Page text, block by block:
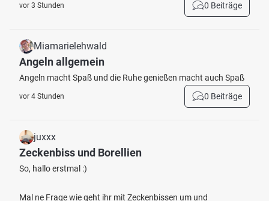
vor 3 Stunden 0 Beiträge
Miamarielehwald
Angeln allgemein
Angeln macht Spaß und die Ruhe genießen macht auch Spaß
vor 4 Stunden 0 Beiträge
juxxx
Zeckenbiss und Borellien
So, hallo erstmal :)
Mal ne Frage wie geht ihr mit Zeckenbissen um und